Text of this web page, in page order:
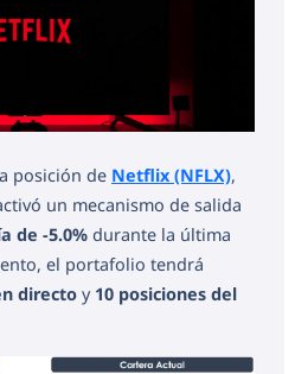
posición de Netflix (NFLX),
un mecanismo de salida
de -5.0% durante la última
el portafolio tendrá
directo y 10 posiciones del